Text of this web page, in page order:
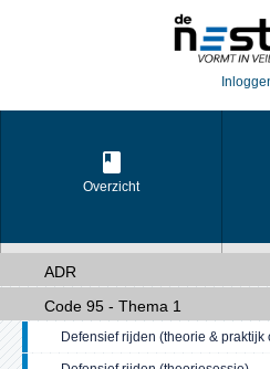
Overzicht
Opleidingsportaal
ADR
Code 95 - Thema 1
Defensief rijden (theorie & praktijk